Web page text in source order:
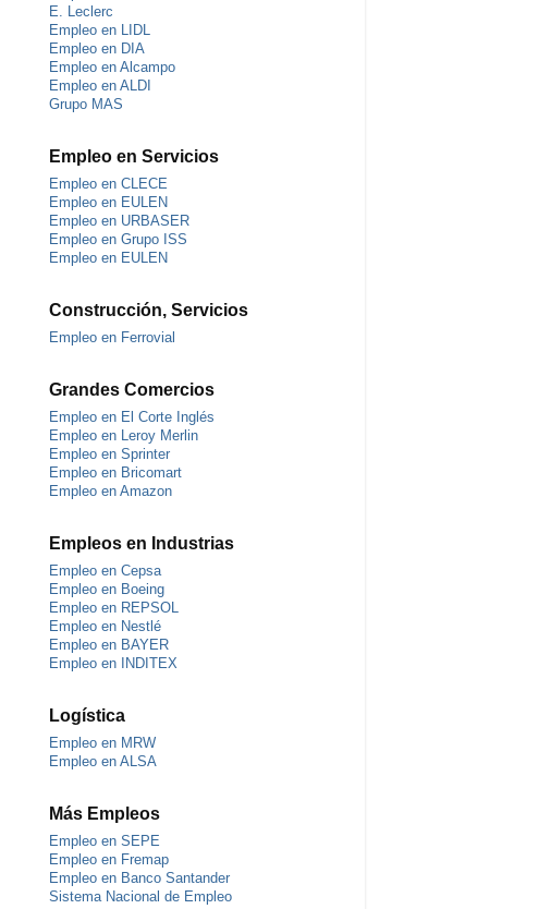
E. Leclerc
Empleo en LIDL
Empleo en DIA
Empleo en Alcampo
Empleo en ALDI
Grupo MAS
Empleo en Servicios
Empleo en CLECE
Empleo en EULEN
Empleo en URBASER
Empleo en Grupo ISS
Empleo en EULEN
Construcción, Servicios
Empleo en Ferrovial
Grandes Comercios
Empleo en El Corte Inglés
Empleo en Leroy Merlin
Empleo en Sprinter
Empleo en Bricomart
Empleo en Amazon
Empleos en Industrias
Empleo en Cepsa
Empleo en Boeing
Empleo en REPSOL
Empleo en Nestlé
Empleo en BAYER
Empleo en INDITEX
Logística
Empleo en MRW
Empleo en ALSA
Más Empleos
Empleo en SEPE
Empleo en Fremap
Empleo en Banco Santander
Sistema Nacional de Empleo